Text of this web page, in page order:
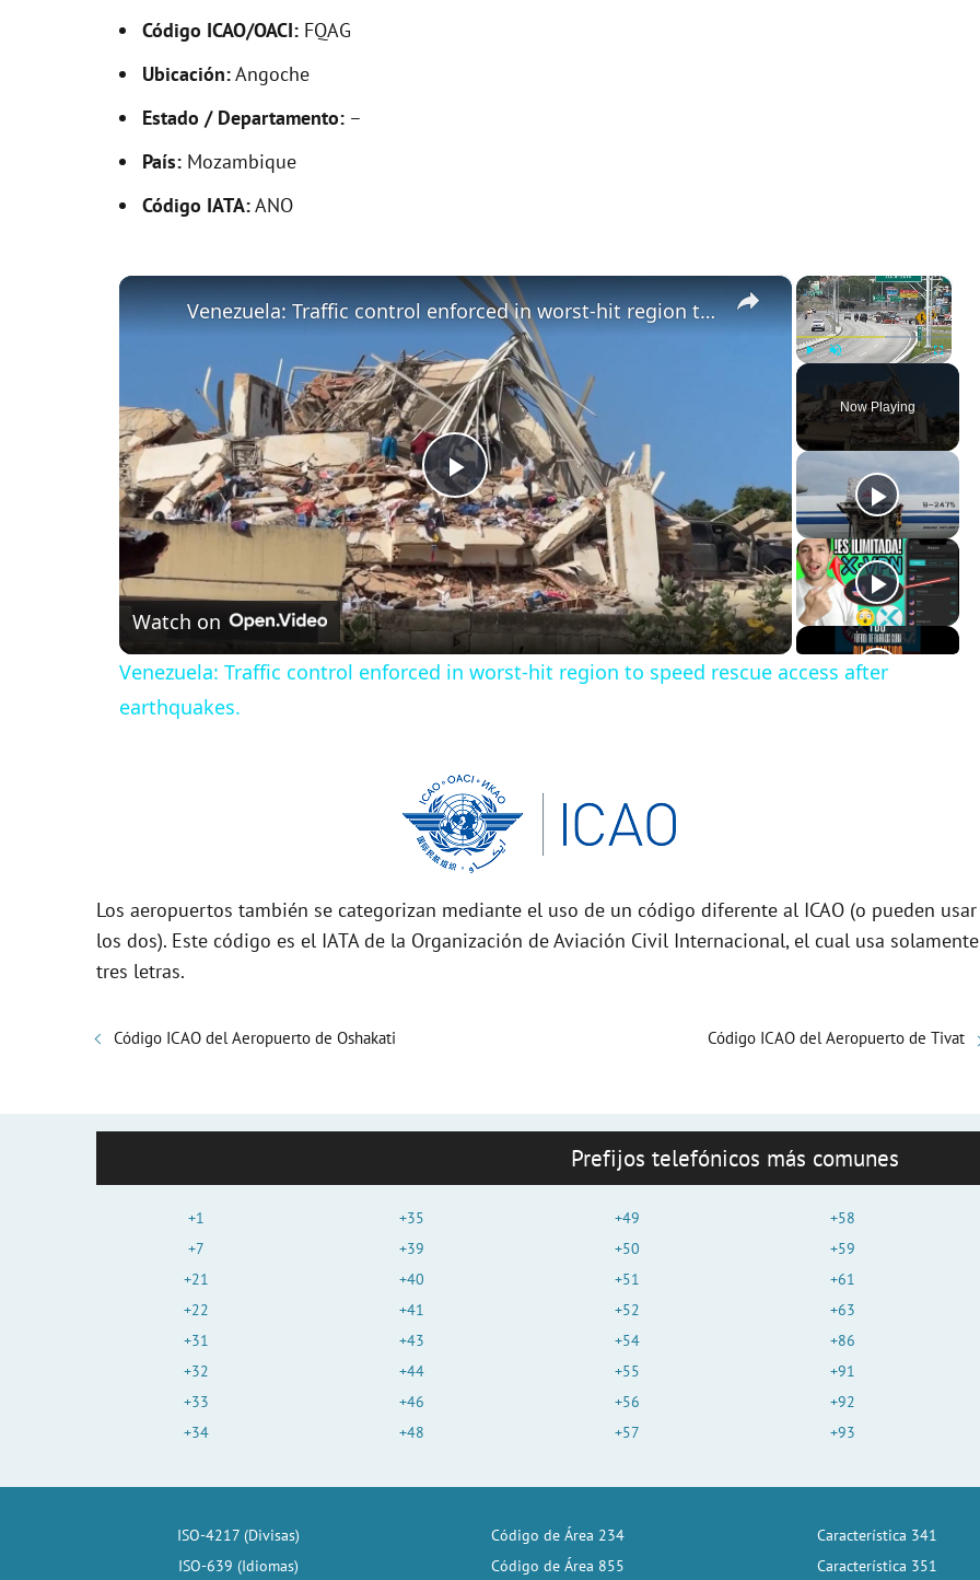
Código ICAO/OACI: FQAG
Ubicación:Angoche
Estado / Departamento: –
País: Mozambique
Código IATA:ANO
×
Fullscreen
Now Playing
×
P
l
a
i
e
Venezuela: Traffic control enforced in worst-hit region to speed rescue access after earthquakes.
Watch on
Venezuela: Traffic control enforced in worst-hit region to speed rescue access after
earthquakes.
Los aeropuertos también se categorizan mediante el uso de un código diferente al ICAO (o pueden usar
los dos). Este código es el IATA de la Organización de Aviación Civil Internacional, el cual usa solamente
tres letras.
Código ICAO del Aeropuerto de Oshakati Código ICAO del Aeropuerto de Tivat
Prefijos telefónicos más comunes
+1
+7
+21
+22
+31
+32
+33
+34
+35
+39
+40
+41
+43
+44
+46
+48
+49
+50
+51
+52
+54
+55
+56
+57
+58
+59
+61
+63
+86
+91
+92
+93
ISO-4217 (Divisas)
ISO-639 (Idiomas)
Código de Área 234
Código de Área 855
Característica 341
Característica 351